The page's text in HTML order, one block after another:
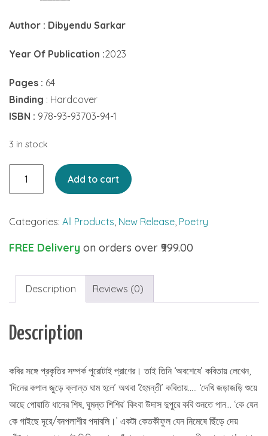
was:
is:
Author : Dibyendu Sarkar
Year Of Publication :2023
Pages : 64
Binding : Hardcover
ISBN : 978-93-93703-94-1
3 in stock
Add to cart
Categories: All Products, New Release, Poetry
FREE Delivery on orders over ₹999.00
Description Reviews (0)
Description
কবির সঙ্গে প্রকৃতির সম্পর্ক পুরোটাই প্রাণের। তাই তিনি ‘অবশেষে’ কবিতায় লেখেন,
‘দিনের কপাল জুড়ে ক্লান্ত ঘাম হলে’ অথবা ‘হৈমন্তী’ কবিতায়….. ‘দেখি জড়াজড়ি শুয়ে
আছে পোয়াতি ধানের শিষ, ঘুমন্ত শিশির’ কিংবা উদাস দুপুরে কবি শুনতে পান… ‘কে যেন
কে গাইছে দূরে/বনপলাশীর পদাবলি।’ একটা কেতকীফুল যেন নিমেষে ছিঁড়ে দেয়